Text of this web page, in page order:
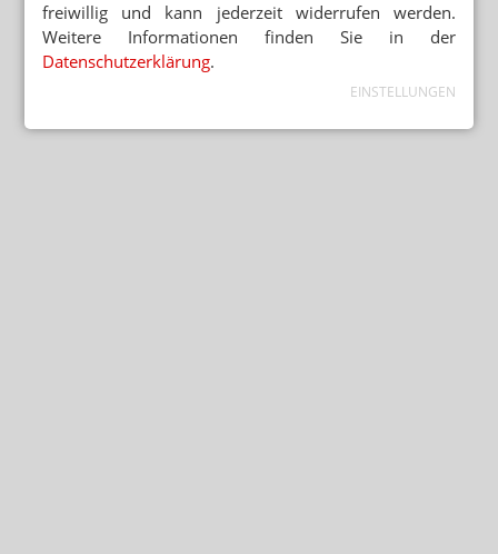
freiwillig und kann jederzeit widerrufen werden.
Weitere Informationen finden Sie in der
Datenschutzerklärung.
EINSTELLUNGEN